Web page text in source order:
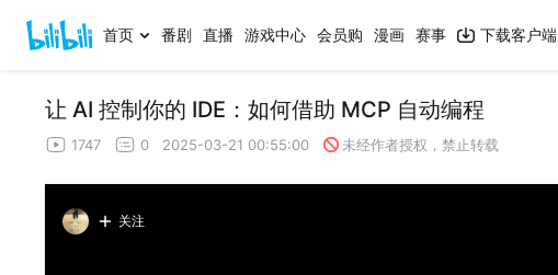
首页 番剧 直播 游戏中心 会员购 漫画 赛事 下载客户端
让 AI 控制你的 IDE：如何借助 MCP 自动编程
1747 0 2025-03-21 00:55:00 未经作者授权，禁止转载
关注